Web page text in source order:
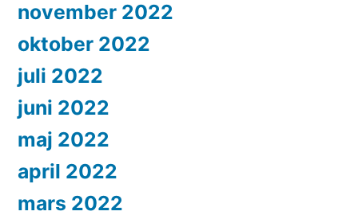
november 2022
oktober 2022
juli 2022
juni 2022
maj 2022
april 2022
mars 2022